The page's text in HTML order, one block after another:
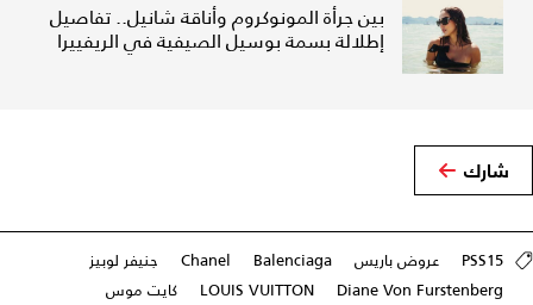
بين جرأة المونوكروم وأناقة شانيل.. تفاصيل
إطلالة بسمة بوسيل الصيفية في الريفييرا
شارك
PSS15 عروض باريس Balenciaga
Chanel
جنيفر لوبيز
Diane Von Furstenberg
LOUIS VUITTON
كايت موس